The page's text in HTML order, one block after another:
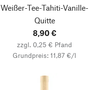
Weißer-Tee-Tahiti-Vanille-
Quitte
8,90 €
zzgl. 0,25 € Pfand
Grundpreis: 11,87 €/l